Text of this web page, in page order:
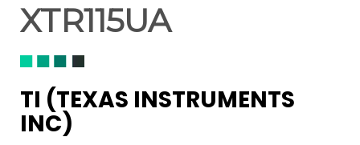
XTR115UA
TI (TEXAS INSTRUMENTS
INC)